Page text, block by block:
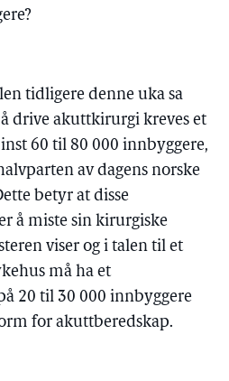
tidligere denne uka sa
drive akuttkirurgi kreves et
60 til 80 000 innbyggere,
av dagens norske
betyr at disse
å miste sin kirurgiske
viser og i talen til et
må ha et
20 til 30 000 innbyggere
for akuttberedskap.